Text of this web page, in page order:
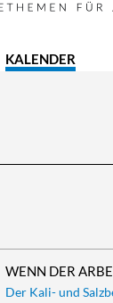
KALENDER
WENN DER
Der Kali- und